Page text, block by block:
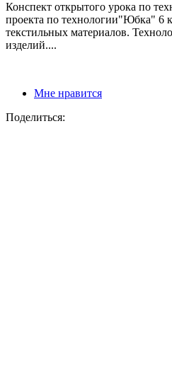
Конспект открытого урока по
проекта по технологии"Юбка" 6
текстильных материалов.
изделий....
Мне нравится
Поделиться: